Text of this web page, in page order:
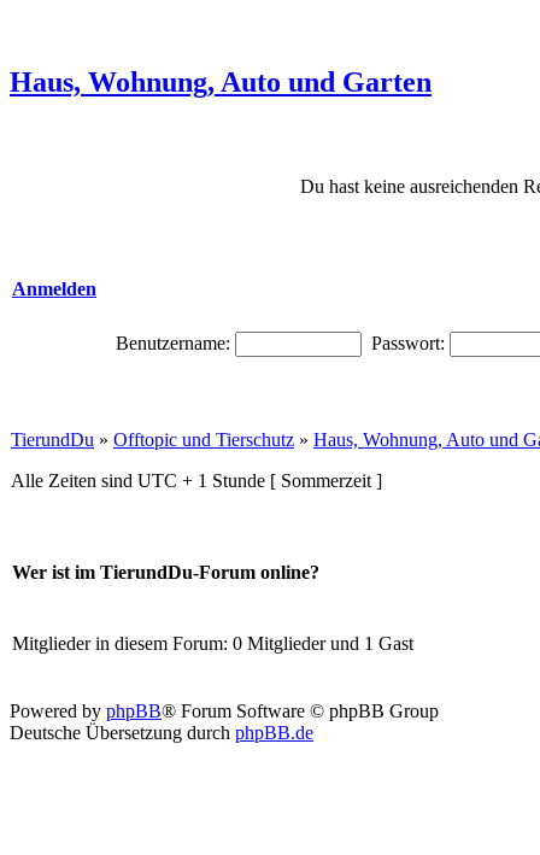
Haus, Wohnung, Auto und Garten
Du hast keine ausreichenden
Anmelden
Benutzername: Passwort:
TierundDu » Offtopic und Tierschutz » Haus, Wohnung, Auto und
Alle Zeiten sind UTC + 1 Stunde [ Sommerzeit ]
Wer ist im TierundDu-Forum online?
Mitglieder in diesem Forum: 0 Mitglieder und 1 Gast
Powered by phpBB® Forum Software © phpBB Group
Deutsche Übersetzung durch phpBB.de